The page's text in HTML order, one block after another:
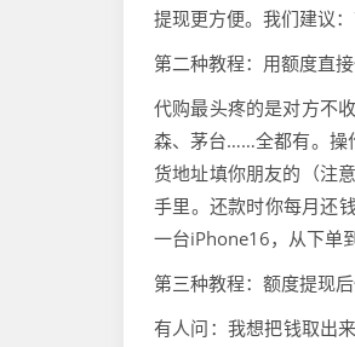
提现更方便。我们建议
第二种教程：用额度直
代购最头疼的是对方不
森、茅台……全都有。操
货地址填你朋友的（注
手里。还款时你每月还
一台iPhone16，从下单
第三种教程：额度提现
有人问：我想把钱取出